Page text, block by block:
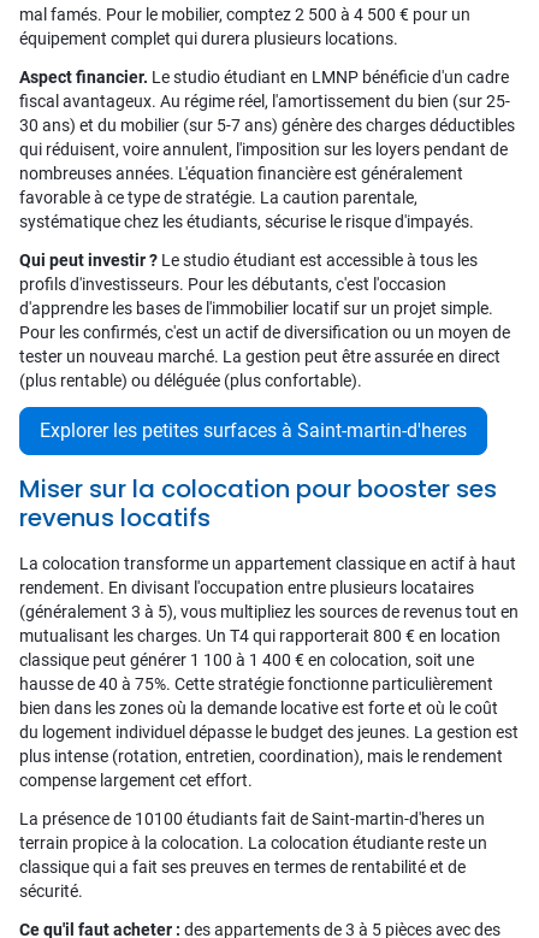
mal famés. Pour le mobilier, comptez 2 500 à 4 500 € pour un
équipement complet qui durera plusieurs locations.
Aspect financier. Le studio étudiant en LMNP bénéficie d'un cadre
fiscal avantageux. Au régime réel, l'amortissement du bien (sur 25-
30 ans) et du mobilier (sur 5-7 ans) génère des charges déductibles
qui réduisent, voire annulent, l'imposition sur les loyers pendant de
nombreuses années. L'équation financière est généralement
favorable à ce type de stratégie. La caution parentale,
systématique chez les étudiants, sécurise le risque d'impayés.
Qui peut investir ? Le studio étudiant est accessible à tous les
profils d'investisseurs. Pour les débutants, c'est l'occasion
d'apprendre les bases de l'immobilier locatif sur un projet simple.
Pour les confirmés, c'est un actif de diversification ou un moyen de
tester un nouveau marché. La gestion peut être assurée en direct
(plus rentable) ou déléguée (plus confortable).
Explorer les petites surfaces à Saint-martin-d'heres
Miser sur la colocation pour booster ses
revenus locatifs
La colocation transforme un appartement classique en actif à haut
rendement. En divisant l'occupation entre plusieurs locataires
(généralement 3 à 5), vous multipliez les sources de revenus tout en
mutualisant les charges. Un T4 qui rapporterait 800 € en location
classique peut générer 1 100 à 1 400 € en colocation, soit une
hausse de 40 à 75%. Cette stratégie fonctionne particulièrement
bien dans les zones où la demande locative est forte et où le coût
du logement individuel dépasse le budget des jeunes. La gestion est
plus intense (rotation, entretien, coordination), mais le rendement
compense largement cet effort.
La présence de 10100 étudiants fait de Saint-martin-d'heres un
terrain propice à la colocation. La colocation étudiante reste un
classique qui a fait ses preuves en termes de rentabilité et de
sécurité.
Ce qu'il faut acheter : des appartements de 3 à 5 pièces avec des